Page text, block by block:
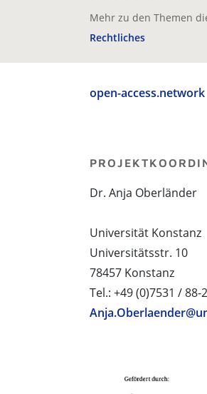
Mehr zu den Themen
Rechtliches
open-access.network
Dr. Anja Oberländer
Universität Konstanz
Universitätsstr. 10
78457 Konstanz
Tel.: +49 (0)7531 / 88-